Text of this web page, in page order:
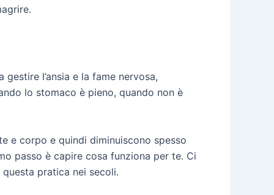
l’ansia e la fame nervosa,
lo stomaco è pieno, quando non è
e corpo e quindi diminuiscono spesso
passo è capire cosa funziona per te. Ci
pratica nei secoli.